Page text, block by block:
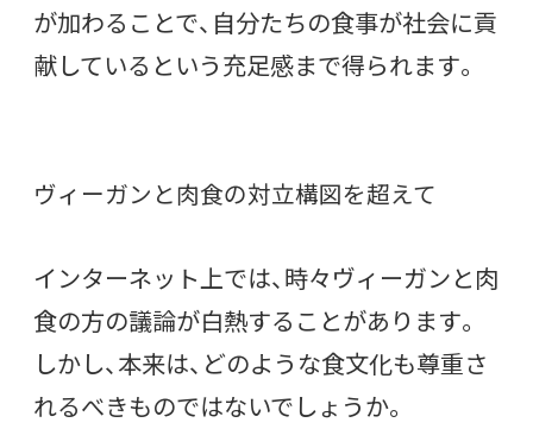
が加わることで、自分たちの食事が社会に貢
献しているという充足感まで得られます。
ヴィーガンと肉食の対立構図を超えて
インターネット上では、時々ヴィーガンと肉
食の方の議論が白熱することがあります。
しかし、本来は、どのような食文化も尊重さ
れるべきものではないでしょうか。